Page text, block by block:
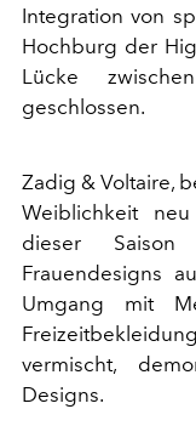
Integration von
Hochburg der
Lücke
geschlossen.
Zadig & Voltaire,
Weiblichkeit
dieser
Frauendesigns
Umgang mit
vermischt,
Designs.